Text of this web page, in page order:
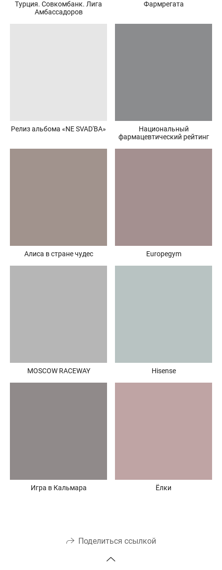
Турция. Совкомбанк. Лига
Амбассадоров
Фармрегата
Релиз альбома «NE SVAD'BA»
Национальный
фармацевтический рейтинг
Алиса в стране чудес Europegym
MOSCOW RACEWAY Hisense
Игра в Кальмара Ёлки
Поделиться ссылкой